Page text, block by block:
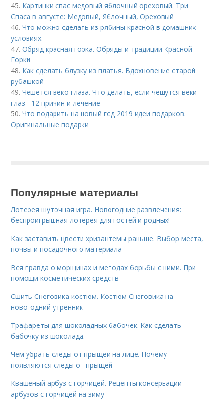
45. Картинки спас медовый яблочный ореховый. Три
Спаса в августе: Медовый, Яблочный, Ореховый
46.Что можно сделать из рябины красной в домашних
условиях.
47.Обряд красная горка. Обряды и традиции Красной
Горки
48. Как сделать блузку из платья. Вдохновение старой
рубашкой
49.Чешется веко глаза. Что делать, если чешутся веки
глаз - 12 причин и лечение
50.Что подарить на новый год 2019 идеи подарков.
Оригинальные подарки
Популярные материалы
Лотерея шуточная игра. Новогодние развлечения:
беспроигрышная лотерея для гостей и родных!
Как заставить цвести хризантемы раньше. Выбор места,
почвы и посадочного материала
Вся правда о морщинах и методах борьбы с ними. При
помощи косметических средств
Сшить Снеговика костюм. Костюм Снеговика на
новогодний утренник
Трафареты для шоколадных бабочек. Как сделать
бабочку из шоколада.
Чем убрать следы от прыщей на лице. Почему
появляются следы от прыщей
Квашеный арбуз с горчицей. Рецепты консервации
арбузов с горчицей на зиму